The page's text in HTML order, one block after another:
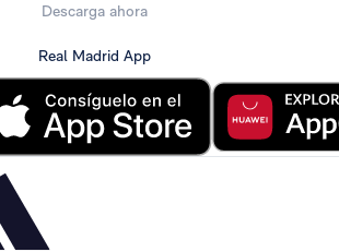
Descarga ahora
Real Madrid App